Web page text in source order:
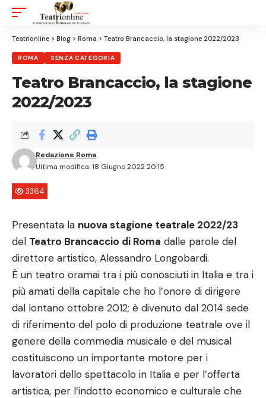
Resizer
Teatrionline > Blog > Roma > Teatro Brancaccio, la stagione 2022/2023
ROMA SENZA CATEGORIA
Teatro Brancaccio, la stagione
2022/2023
Ultima modifica: 18 Giugno 2022 20:15
Redazione Roma
3364
Presentata la nuova stagione teatrale 2022/23
del Teatro Brancaccio di Roma dalle parole del
direttore artistico, Alessandro Longobardi.
È un teatro oramai tra i più conosciuti in Italia e tra i
più amati della capitale che ho l’onore di dirigere
dal lontano ottobre 2012; è divenuto dal 2014 sede
di riferimento del polo di produzione teatrale ove il
genere della commedia musicale e del musical
costituiscono un importante motore per i
lavoratori dello spettacolo in Italia e per l’offerta
artistica, per l’indotto economico e culturale che